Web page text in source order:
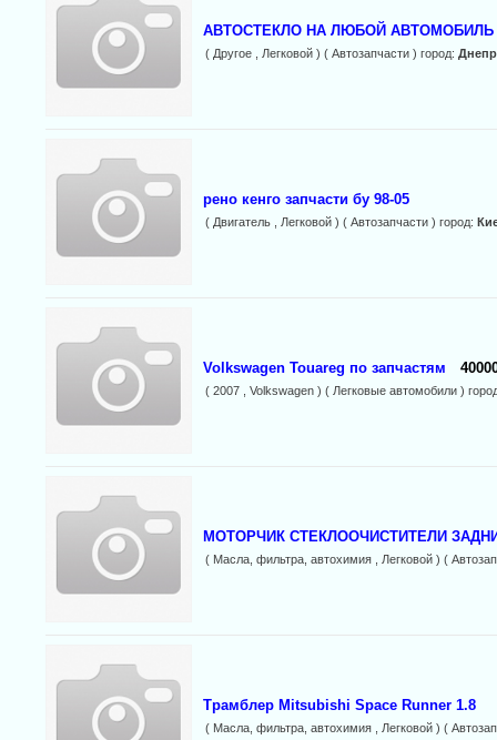
АВТОСТЕКЛО НА ЛЮБОЙ АВТОМОБИЛЬ
( Другое , Легковой ) ( Автозапчасти ) город:
рено кенго запчасти бу 98-05
( Двигатель , Легковой ) ( Автозапчасти ) город:
Volkswagen Touareg по запчастям
( 2007 , Volkswagen ) ( Легковые автомобили )
МОТОРЧИК СТЕКЛООЧИСТИТЕЛИ
( Масла, фильтра, автохимия , Легковой ) (
Трамблер Mitsubishi Space Runner 1.8
( Масла, фильтра, автохимия , Легковой ) (